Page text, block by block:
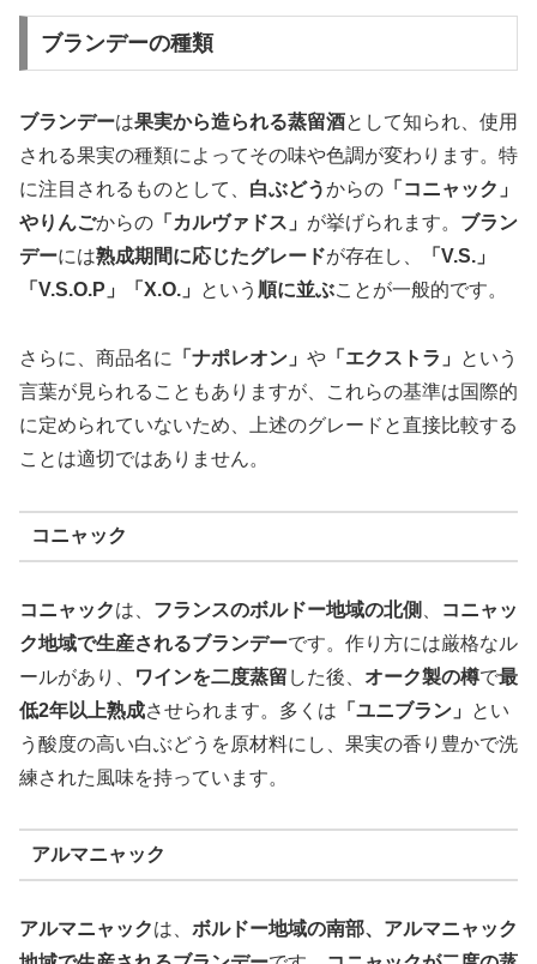
ブランデーの種類
ブランデーは果実から造られる蒸留酒として知られ、使用
される果実の種類によってその味や色調が変わります。特
に注目されるものとして、 白ぶどうからの 「コニャック」
やりんごからの 「カルヴァドス」 が挙げられます。 ブラン
デーには熟成期間に応じたグレードが存在し、
「V.S.」
「V.S.O.P」「X.O.」
という 順に並ぶことが一般的です。
さらに、商品名に 「ナポレオン」 や 「エクストラ」
という
言葉が見られることもありますが、これらの基準は国際的
に定められていないため、上述のグレードと直接比較する
ことは適切ではありません。
コニャック
コニャックは、 フランスのボルドー地域の北側
コニャッ
ク地域で生産されるブランデーです。作り方には厳格なル
ールがあり、
ワインを二度蒸留 した後、 オーク製の樽で最
低2年以上熟成させられます。多くは 「ユニブラン」
とい
う酸度の高い白ぶどうを原材料にし、果実の香り豊かで洗
練された風味を持っています。
アルマニャック
アルマニャックは、 ボルドー地域の南部、アルマニャック